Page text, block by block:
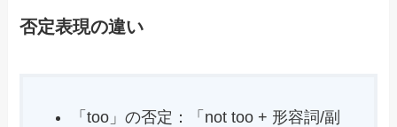
否定表現の違い
「too」の否定：「not too + 形容詞/副